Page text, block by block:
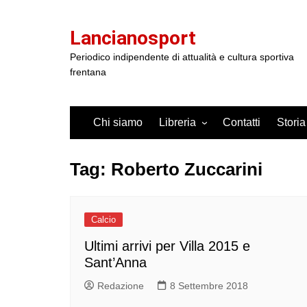
Lancianosport
Periodico indipendente di attualità e cultura sportiva
frentana
Chi siamo Libreria Contatti
Tag: Roberto Zuccarini
Calcio
Ultimi arrivi per Villa 2015 e
Sant’Anna
Redazione 8 Settembre 2018